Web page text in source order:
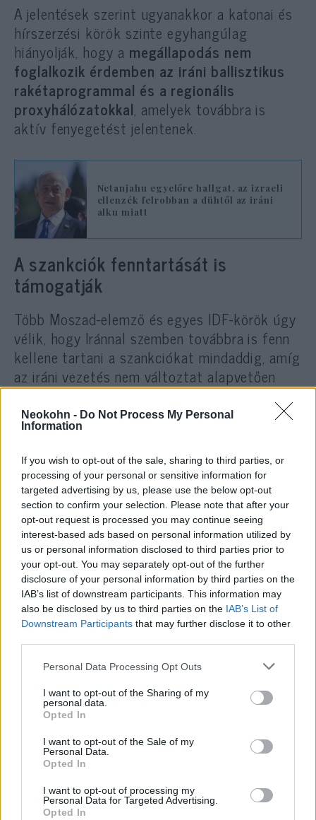
Neokohn - Do Not Process My Personal
Information
If you wish to opt-out of the sale, sharing to third parties, or
processing of your personal or sensitive information for
targeted advertising by us, please use the below opt-out
section to confirm your selection. Please note that after your
opt-out request is processed you may continue seeing
interest-based ads based on personal information utilized by
us or personal information disclosed to third parties prior to
your opt-out. You may separately opt-out of the further
disclosure of your personal information by third parties on the
IAB’s list of downstream participants. This information may
also be disclosed by us to third parties on the IAB’s List of
Downstream Participants that may further disclose it to other
Please note that this website/app uses one or more Google
not limited to your visit or usage behaviour. You may click to
grant or deny consent to Google and its third-party tags to
use your data for below specified purposes in below Google
consent section.
Personal Data Processing Opt Outs
I want to opt-out of the Sharing of my
personal data.
Opted In
I want to opt-out of the Sale of my
Personal Data.
Opted In
I want to opt-out of processing my
Personal Data for Targeted Advertising.
Opted In
A jelentések szerint ugyanakkor a katonai és
hírszerzési körök szinte egyhangúlag
hiányolják, hogy a megállapodás nem
foglalkozik érdemben az iráni ballisztikus
rakétaprogrammal és a regionális
proxyhálózatokkal, amelyek továbbra is
aktív fenyegetést jelentenek.
Netanjahu egyelőre hallgat, az izraeli
ellenzék felrobban a dühtől az iráni
alku miatt
A szankciók fenntartását is
támogatják
Több Moszad-elemző és egyes IDF-körök úgy
vélik, hogy Iránnal szemben továbbra is fenn
kellene tartani a szankciókat mindaddig, amíg
az iráni vezetés nem változtat alapvetően
politikai irányvonalán, vagy akár addig, amíg a
rendszer maga nem omlik össze.
Egyes hírszerzési vélemények szerinta
folyamatos gazdasági nyomás akár belső
rendszerváltáshoz is vezethetne, különösen
a korábbi és jelenlegi katonai konfliktusok,
valamint agazdasági veszteségekhatására.
A Moszad egyes elemzői – és kisebb részben
az IDF tisztjei – attól tartanak, hogy egy új
megállapodás jelentős pénzügyi forrásokat
szabadítana fel Irán számára, ami
lassíthatja vagy akár el is halaszthatja a
belső politikai változás lehetőségét.
Álláspontjuk szerint ez egy olyan
„elveszett lehetőség” lenne,
amely hosszú távon rontaná
Izrael és a nemzetközi közösség
biztonsági helyzetét.